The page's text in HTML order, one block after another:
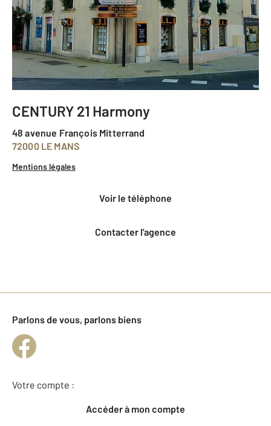
CENTURY 21 Harmony
48 avenue François Mitterrand
72000 LE MANS
Mentions légales
voir le téléphone
Contacter l'agence
Parlons de vous, parlons biens
Votre compte :
Accéder à mon compte